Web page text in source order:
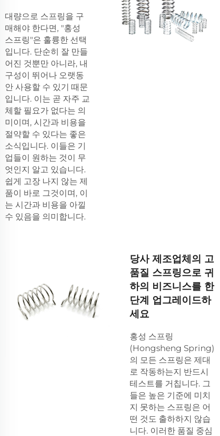
대량으로 스프링을 구
매해야 한다면, "홍성
스프링"은 훌륭한 선택
입니다. 단순히 잘 만들
어진 것뿐만 아니라, 내
구성이 뛰어나 오랫동
안 사용할 수 있기 때문
입니다. 이는 곧 자주 교
체할 필요가 없다는 의
미이며, 시간과 비용을
절약할 수 있다는 좋은
소식입니다. 이들은 기
업들이 원하는 것이 무
엇인지 알고 있습니다.
쉽게 고장 나지 않는 제
품이 바로 그것이며, 이
는 시간과 비용을 아낄
수 있음을 의미합니다.
당사 제조업체의 고
품질 스프링으로 귀
하의 비즈니스를 한
단계 업그레이드하
세요
홍성 스프링
(Hongsheng Spring)
의 모든 스프링은 제대
로 작동하는지 반드시
테스트를 거칩니다. 그
들은 높은 기준에 미치
지 못하는 스프링은 어
떤 것도 출하하지 않습
니다. 이러한 품질 중심